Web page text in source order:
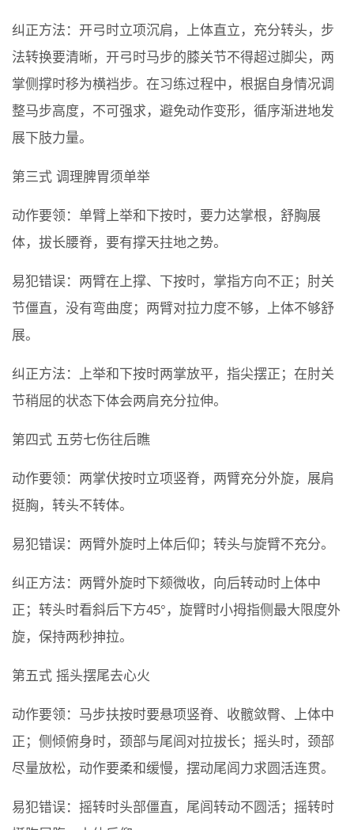
纠正方法：开弓时立项沉肩，上体直立，充分转头，步
法转换要清晰，开弓时马步的膝关节不得超过脚尖，两
掌侧撑时移为横裆步。在习练过程中，根据自身情况调
整马步高度，不可强求，避免动作变形，循序渐进地发
展下肢力量。
第三式 调理脾胃须单举
动作要领：单臂上举和下按时，要力达掌根，舒胸展
体，拔长腰脊，要有撑天拄地之势。
易犯错误：两臂在上撑、下按时，掌指方向不正；肘关
节僵直，没有弯曲度；两臂对拉力度不够，上体不够舒
展。
纠正方法：上举和下按时两掌放平，指尖摆正；在肘关
节稍屈的状态下体会两肩充分拉伸。
第四式 五劳七伤往后瞧
动作要领：两掌伏按时立项竖脊，两臂充分外旋，展肩
挺胸，转头不转体。
易犯错误：两臂外旋时上体后仰；转头与旋臂不充分。
纠正方法：两臂外旋时下颏微收，向后转动时上体中
正；转头时看斜后下方45°，旋臂时小拇指侧最大限度外
旋，保持两秒抻拉。
第五式 摇头摆尾去心火
动作要领：马步扶按时要悬项竖脊、收髋敛臀、上体中
正；侧倾俯身时，颈部与尾闾对拉拔长；摇头时，颈部
尽量放松，动作要柔和缓慢，摆动尾闾力求圆活连贯。
易犯错误：摇转时头部僵直，尾闾转动不圆活；摇转时